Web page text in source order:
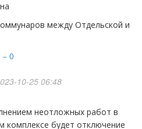
между Отдельской и
− 0
10-25 06:48
неотложных работ в
комплексе будет отключение